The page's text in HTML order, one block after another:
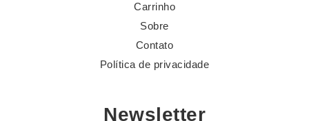
Carrinho
Sobre
Contato
Política de privacidade
Newsletter